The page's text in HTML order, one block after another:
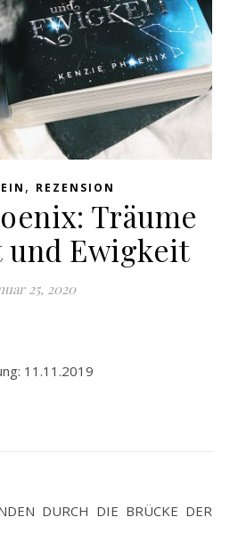
, REZENSION
Träume
und Ewigkeit
25, 2020
11.11.2019
DURCH DIE BRÜCKE DER